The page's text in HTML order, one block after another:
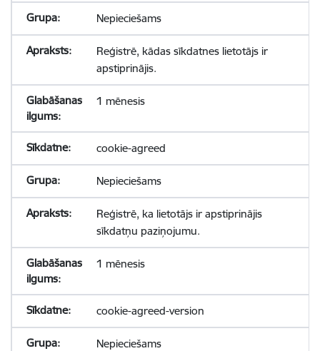
Nepieciešams
Reģistrē, kādas sīkdatnes lietotājs ir
apstiprinājis.
1 mēnesis
cookie-agreed
Nepieciešams
Reģistrē, ka lietotājs ir apstiprinājis
sīkdatņu paziņojumu.
1 mēnesis
cookie-agreed-version
Nepieciešams